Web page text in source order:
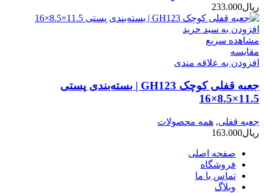
ریال233.000
افزودن به سبد خرید
مشاهده سریع
مقایسه
افزودن به علاقه مندی
جعبه قفلی کوچک GH123 | بسته‌بندی پستی
11.5×8.5×16
جعبه قفلی, همه محصولات
ریال163.000
صفحه اصلی
فروشگاه
تماس با ما
وبلاگ